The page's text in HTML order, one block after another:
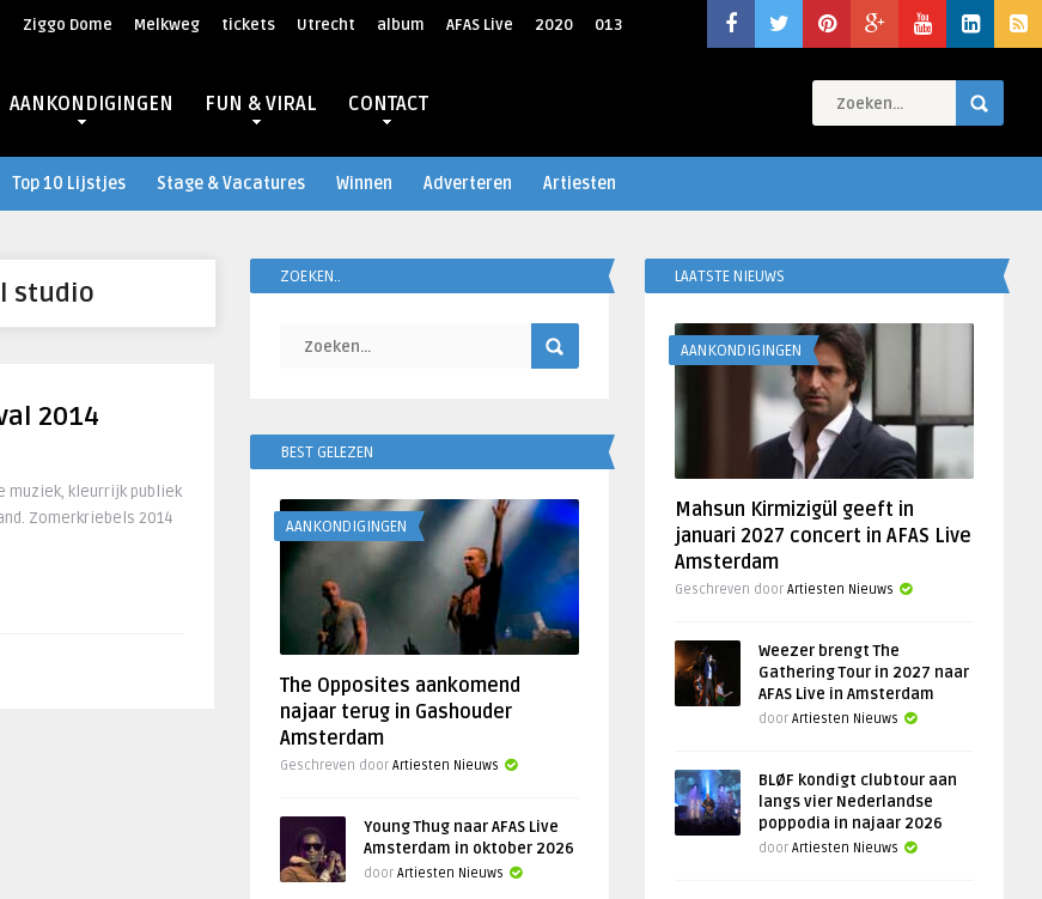
Ziggo Dome Melkweg tickets Utrecht album AFAS Live 2020 013
AANKONDIGINGEN FUN & VIRAL CONTACT
Top 10 Lijstjes Stage & Vacatures Winnen Adverteren Artiesten
studio
2014
muziek, kleurrijk publiek
Zomerkriebels 2014
ZOEKEN..
BEST GELEZEN
AANKONDIGINGEN
The Opposites aankomend
najaar terug in Gashouder
Amsterdam
Geschreven door Artiesten Nieuws
Young Thug naar AFAS Live
Amsterdam in oktober 2026
door Artiesten Nieuws
LAATSTE NIEUWS
AANKONDIGINGEN
Mahsun Kirmizigül geeft in
januari 2027 concert in AFAS Live
Amsterdam
Geschreven door Artiesten Nieuws
Weezer brengt The
Gathering Tour in 2027 naar
AFAS Live in Amsterdam
door Artiesten Nieuws
BLØF kondigt clubtour aan
langs vier Nederlandse
poppodia in najaar 2026
door Artiesten Nieuws